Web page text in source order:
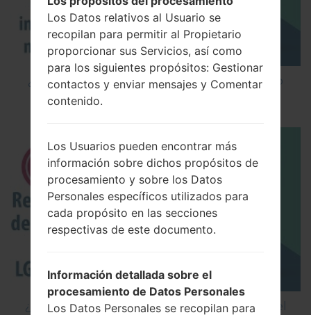
¿Cómo instalar Firmware Oficial en el teléfono
inteligente de LG mediante LG UP?
¿Cómo restablecer datos de fábrica a través del
Los Datos relativos al Usuario se
recopilan para permitir al Propietario
proporcionar sus Servicios, así como
para los siguientes propósitos: Gestionar
contactos y enviar mensajes y Comentar
contenido.
Los Usuarios pueden encontrar más
información sobre dichos propósitos de
procesamiento y sobre los Datos
Personales específicos utilizados para
cada propósito en las secciones
respectivas de este documento.
Información detallada sobre el
procesamiento de Datos Personales
Los Datos Personales se recopilan para